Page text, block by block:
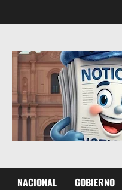
NACIONAL GOBIERNO